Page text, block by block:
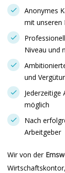
Anonymes
mit unseren
Niveau und
und
Jederzeitige
möglich
Nach
Arbeitgeber
Wir von der